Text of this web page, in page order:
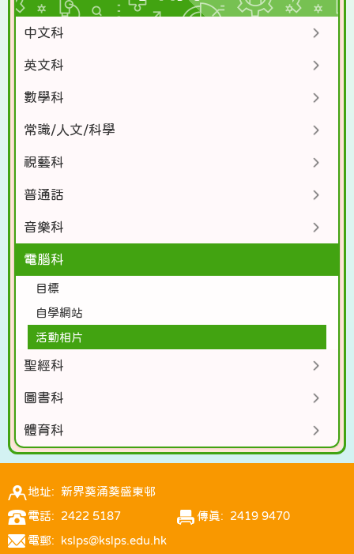
中文科
英文科
數學科
常識/人文/科學
視藝科
普通話
音樂科
電腦科
目標
自學網站
活動相片
聖經科
圖書科
體育科
地址: 新界葵涌葵盛東邨
電話: 2422 5187 傳真: 2419 9470
電郵: kslps@kslps.edu.hk